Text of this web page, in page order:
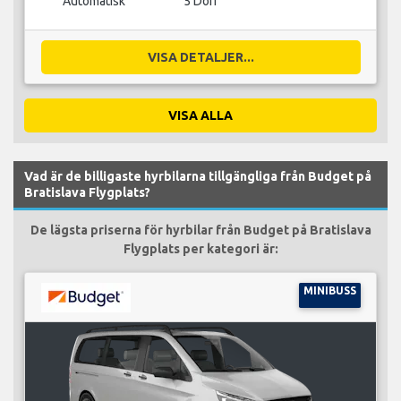
VISA DETALJER...
VISA ALLA
Vad är de billigaste hyrbilarna tillgängliga från Budget på
Bratislava Flygplats?
De lägsta priserna för hyrbilar från Budget på Bratislava
Flygplats per kategori är:
MINIBUSS